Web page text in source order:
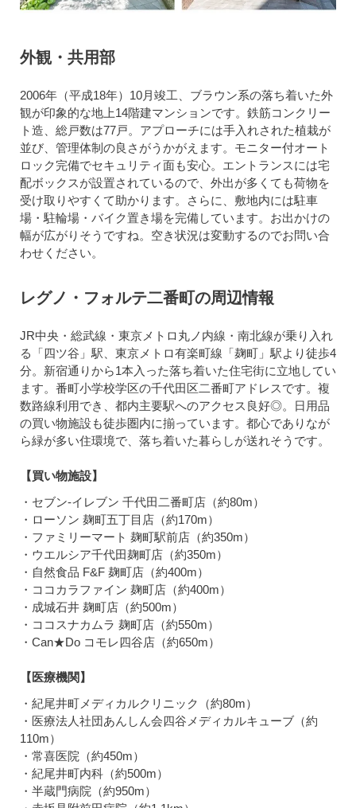
外観・共用部
2006年（平成18年）10月竣工、ブラウン系の落ち着いた外
観が印象的な地上14階建マンションです。鉄筋コンクリー
ト造、総戸数は77戸。アプローチには手入れされた植栽が
並び、管理体制の良さがうかがえます。モニター付オート
ロック完備でセキュリティ面も安心。エントランスには宅
配ボックスが設置されているので、外出が多くても荷物を
受け取りやすくて助かります。さらに、敷地内には駐車
場・駐輪場・バイク置き場を完備しています。お出かけの
幅が広がりそうですね。空き状況は変動するのでお問い合
わせください。
レグノ・フォルテ二番町の周辺情報
JR中央・総武線・東京メトロ丸ノ内線・南北線が乗り入れ
る「四ツ谷」駅、東京メトロ有楽町線「麹町」駅より徒歩4
分。新宿通りから1本入った落ち着いた住宅街に立地してい
ます。番町小学校学区の千代田区二番町アドレスです。複
数路線利用でき、都内主要駅へのアクセス良好◎。日用品
の買い物施設も徒歩圏内に揃っています。都心でありなが
ら緑が多い住環境で、落ち着いた暮らしが送れそうです。
【買い物施設】
・セブン-イレブン 千代田二番町店（約80m）
・ローソン 麹町五丁目店（約170m）
・ファミリーマート 麹町駅前店（約350m）
・ウエルシア千代田麹町店（約350m）
・自然食品 F&F 麹町店（約400m）
・ココカラファイン 麹町店（約400m）
・成城石井 麹町店（約500m）
・ココスナカムラ 麹町店（約550m）
・Can★Do コモレ四谷店（約650m）
【医療機関】
・紀尾井町メディカルクリニック（約80m）
・医療法人社団あんしん会四谷メディカルキューブ（約
110m）
・常喜医院（約450m）
・紀尾井町内科（約500m）
・半蔵門病院（約950m）